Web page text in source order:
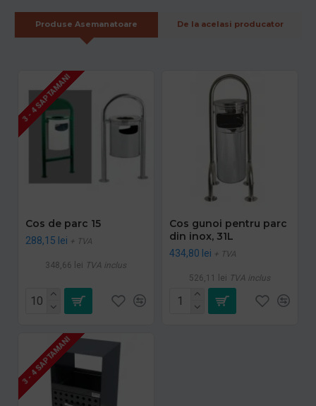
Produse Asemanatoare De la acelasi producator
3 - 4 SAPTAMANI
Cos de parc 15
288,15 lei + TVA
348,66 lei TVA inclus
Cos gunoi pentru parc
din inox, 31L
434,80 lei + TVA
526,11 lei TVA inclus
3 - 4 SAPTAMANI